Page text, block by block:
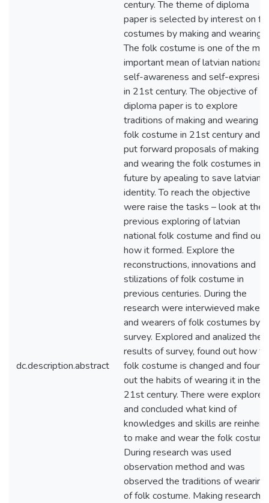
dc.description.abstract
century. The theme of diploma
paper is selected by interest on
costumes by making and wearing
The folk costume is one of the
important mean of latvian national
self-awareness and self-expresion
in 21st century. The objective of
diploma paper is to explore
traditions of making and wearing of
folk costume in 21st century and
put forward proposals of making
and wearing the folk costumes in
future by apealing to save latvian
identity. To reach the objective
were raise the tasks – look at the
previous exploring of latvian
national folk costume and find out
how it formed. Explore the
reconstructions, innovations and
stilizations of folk costume in
previous centuries. During the
research were interwieved makers
and wearers of folk costumes by
survey. Explored and analized the
results of survey, found out how
folk costume is changed and found
out the habits of wearing it in the
21st century. There were explored
and concluded what kind of
knowledges and skills are reinherit
to make and wear the folk
During research was used
observation method and was
observed the traditions of wearing
of folk costume. Making research